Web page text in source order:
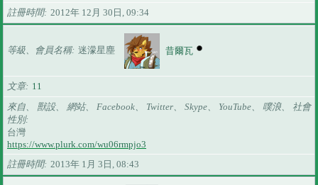
註冊時間
2012年 12月 30日, 09:34
等級、會員名稱 迷濛星塵 昔爾瓦
文章
11
來自、 獸設、 網站、 Facebook、 Twitter、 Skype、 YouTube、 噗浪、 社會
性別
台灣
https://www.plurk.com/wu06rmpjo3
註冊時間
2013年 1月 3日, 08:43